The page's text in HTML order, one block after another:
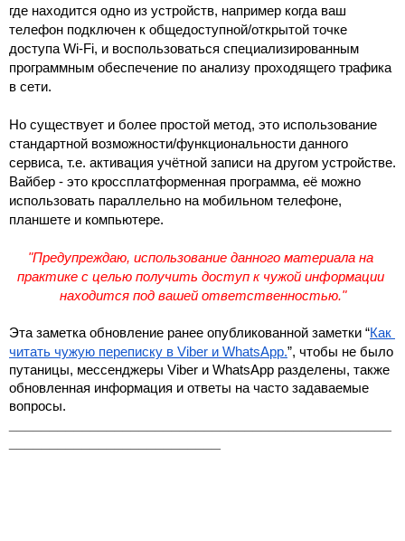
где находится одно из устройств, например когда ваш
телефон подключен к общедоступной/открытой точке
доступа Wi-Fi, и воспользоваться специализированным
программным обеспечение по анализу проходящего трафика
в сети.
Но существует и более простой метод, это использование
стандартной возможности/функциональности данного
сервиса, т.е. активация учётной записи на другом устройстве.
Вайбер - это кроссплатформенная программа, её можно
использовать параллельно на мобильном телефоне,
планшете и компьютере.
"Предупреждаю, использование данного материала на
практике с целью получить доступ к чужой информации
находится под вашей ответственностью."
Эта заметка обновление ранее опубликованной заметки “Как
читать чужую переписку в Viber и WhatsApp.”, чтобы не было
путаницы, мессенджеры Viber и WhatsApp разделены, также
обновленная информация и ответы на часто задаваемые
вопросы.